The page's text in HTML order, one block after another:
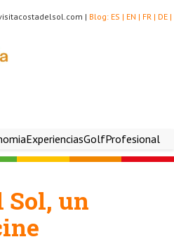
DE |
FR |
EN |
ES |
Blog:
|
ExperienciasGolfProfesional
Sol, un